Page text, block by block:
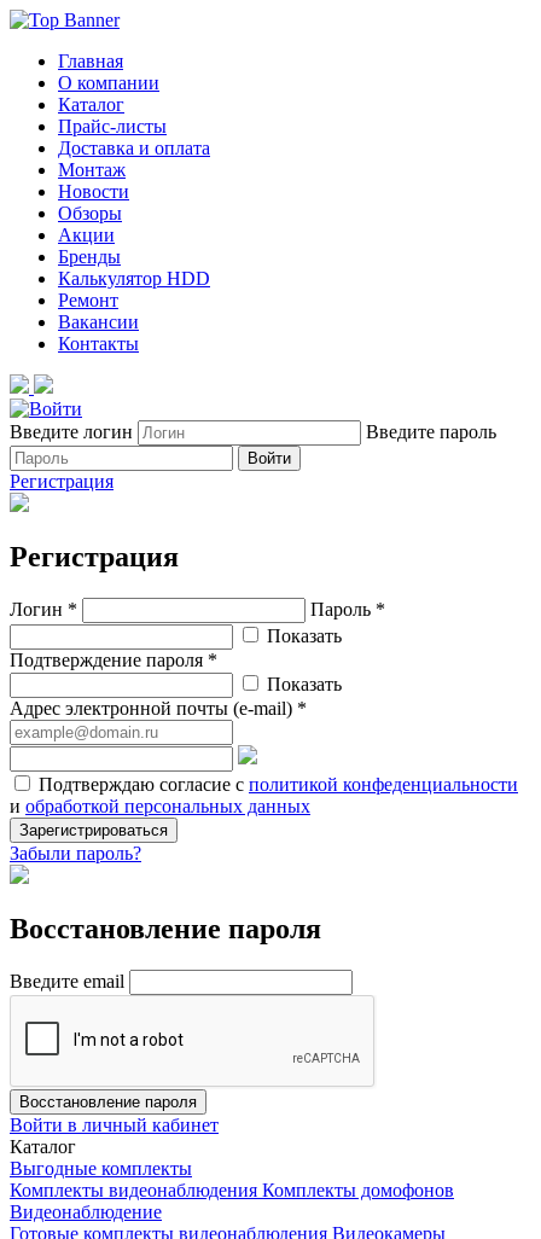
Главная
О компании
Каталог
Прайс-листы
Доставка и оплата
Монтаж
Новости
Обзоры
Акции
Бренды
Калькулятор HDD
Ремонт
Вакансии
Контакты
Введите логин Введите пароль
Войти
Регистрация
Регистрация
Логин *
Пароль *
Показать
Подтверждение пароля *
Показать
Адрес электронной почты (e-mail) *
Подтверждаю согласие с политикой конфеденциальности
и обработкой персональных данных
Зарегистрироваться
Забыли пароль?
Восстановление пароля
Введите email
Восстановление пароля
Войти в личный кабинет
Каталог
Выгодные комплекты
Комплекты видеонаблюдения Комплекты домофонов
Видеонаблюдение
Готовые комплекты видеонаблюдения Видеокамеры